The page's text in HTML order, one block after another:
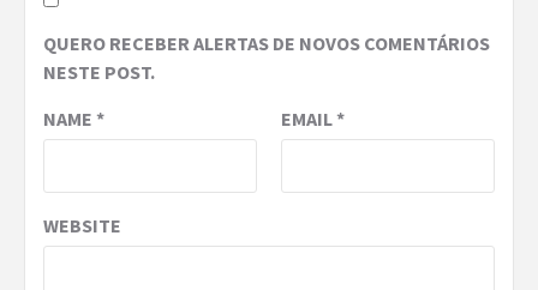
QUERO RECEBER ALERTAS DE NOVOS COMENTÁRIOS
NESTE POST.
NAME * EMAIL*
WEBSITE